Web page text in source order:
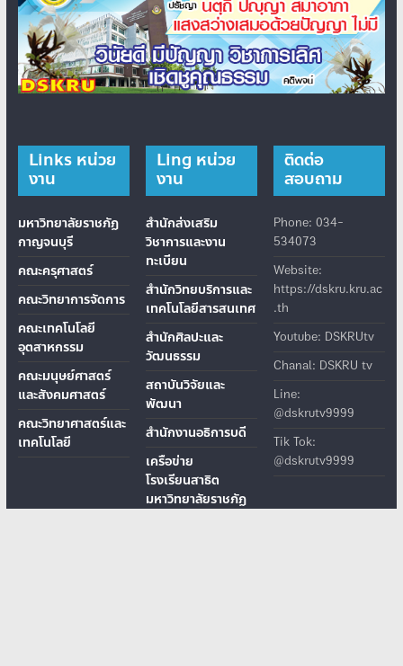
Links หน่วย
งาน
มหาวิทยาลัยราชภัฏ
กาญจนบุรี
คณะครุศาสตร์
คณะวิทยาการจัดการ
คณะเทคโนโลยี
อุตสาหกรรม
คณะมนุษย์ศาสตร์
และสังคมศาสตร์
คณะวิทยาศาสตร์และ
เทคโนโลยี
Ling หน่วย
งาน
สำนักส่งเสริม
วิชาการและงาน
ทะเบียน
สำนักวิทยบริการและ
เทคโนโลยีสารสนเทศ
สำนักศิลปะและ
วัฒนธรรม
สถาบันวิจัยและ
พัฒนา
สำนักงานอธิการบดี
เครือข่าย
โรงเรียนสาธิต
มหาวิทยาลัยราชภัฏ
ติดต่อ
สอบถาม
Phone: 034-
534073
Website:
https://dskru.kru.ac
.th
Youtube: DSKRUtv
Chanal: DSKRU tv
Line:
@dskrutv9999
Tik Tok:
@dskrutv9999